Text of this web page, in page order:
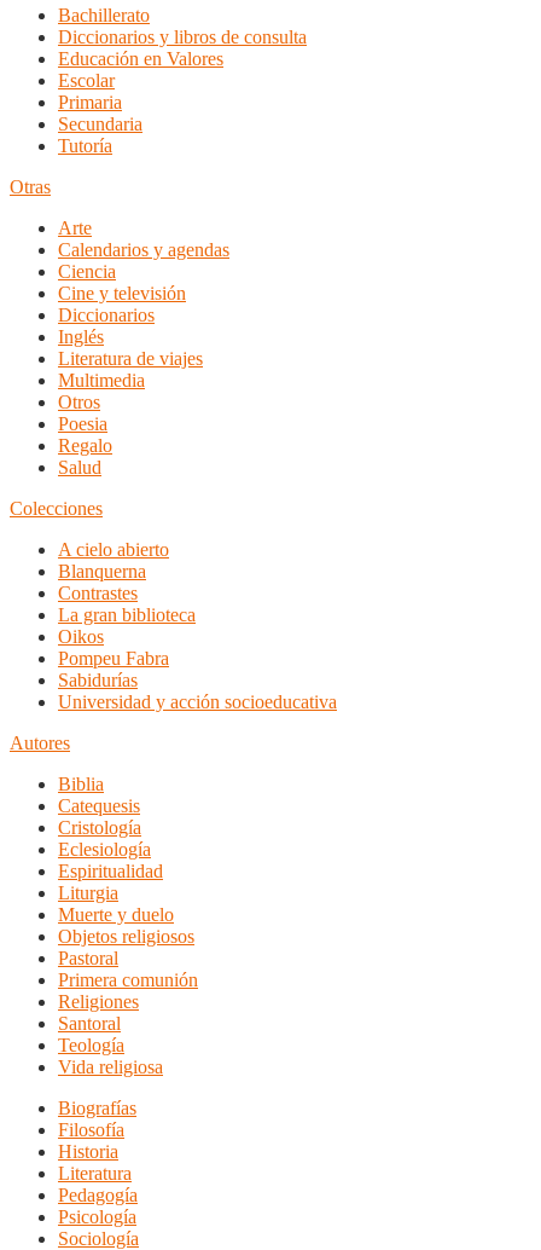
Bachillerato
Diccionarios y libros de consulta
Educación en Valores
Escolar
Primaria
Secundaria
Tutoría
Otras
Arte
Calendarios y agendas
Ciencia
Cine y televisión
Diccionarios
Inglés
Literatura de viajes
Multimedia
Otros
Poesia
Regalo
Salud
Colecciones
A cielo abierto
Blanquerna
Contrastes
La gran biblioteca
Oikos
Pompeu Fabra
Sabidurías
Universidad y acción socioeducativa
Autores
Biblia
Catequesis
Cristología
Eclesiología
Espiritualidad
Liturgia
Muerte y duelo
Objetos religiosos
Pastoral
Primera comunión
Religiones
Santoral
Teología
Vida religiosa
Biografías
Filosofía
Historia
Literatura
Pedagogía
Psicología
Sociología